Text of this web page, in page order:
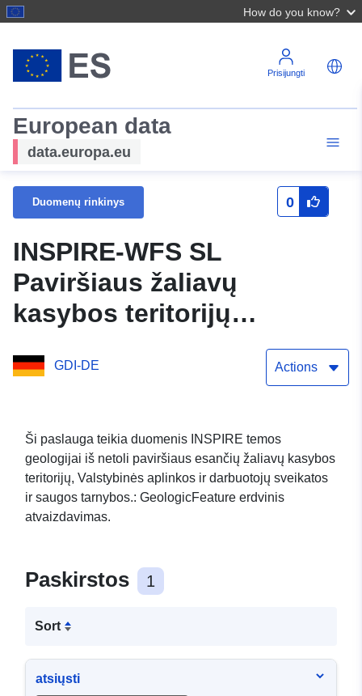
How do you know?
Prisijungti
European data
data.europa.eu
Duomenų rinkinys 0
INSPIRE-WFS SL
Paviršiaus žaliavų
kasybos teritorijų
geologija - Apibrėžta
funkcija - OGC WFS sąsaja
GDI-DE Actions
Ši paslauga teikia duomenis INSPIRE temos
geologijai iš netoli paviršiaus esančių žaliavų kasybos
teritorijų, Valstybinės aplinkos ir darbuotojų sveikatos
ir saugos tarnybos.: GeologicFeature erdvinis
atvaizdavimas.
Paskirstos 1
Sort
atsiųsti